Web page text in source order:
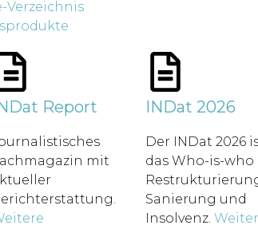
Verzeichnis
Report
mit
INDat 2026
Der INDat 2026
das Who-is-who
Sanierung und
Insolvenz.